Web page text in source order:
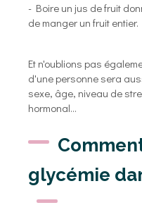
- Boire un jus de fruit
de manger un fruit entier.
Et n'oublions pas
d'une personne sera
sexe, âge, niveau de
hormonal...
glycémie